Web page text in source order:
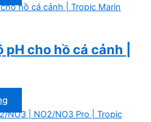
pH cho hồ cá cảnh |